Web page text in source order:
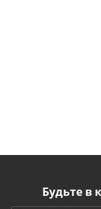
Будьте в